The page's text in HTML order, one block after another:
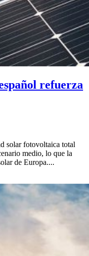
refuerza
solar fotovoltaica total
medio, lo que la
de Europa....